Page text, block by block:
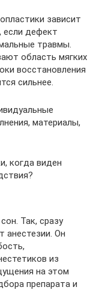
зависит
если дефект
травмы.
область мягких
восстановления
сильнее.
материалы,
когда виден
Так, сразу
анестезии. Он
из
на этом
препарата и